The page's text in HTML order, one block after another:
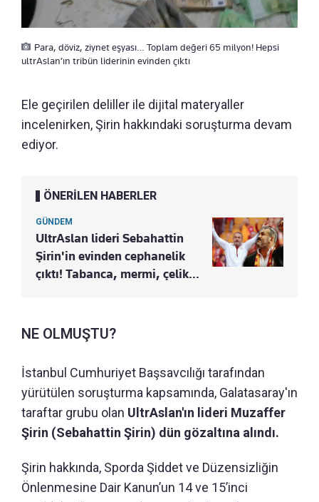
Para, döviz, ziynet eşyası… Toplam değeri 65 milyon! Hepsi
ultrAslan’ın tribün liderinin evinden çıktı
Ele geçirilen deliller ile dijital materyaller
incelenirken, Şirin hakkındaki soruşturma devam
ediyor.
ÖNERİLEN HABERLER
GÜNDEM
UltrAslan lideri Sebahattin
Şirin'in evinden cephanelik
çıktı! Tabanca, mermi, çelik...
NE OLMUŞTU?
İstanbul Cumhuriyet Başsavcılığı tarafından
yürütülen soruşturma kapsamında, Galatasaray'ın
taraftar grubu olan UltrAslan'ın lideri Muzaffer
Şirin (Sebahattin Şirin) dün gözaltına alındı.
Şirin hakkında, Sporda Şiddet ve Düzensizliğin
Önlenmesine Dair Kanun’un 14 ve 15’inci